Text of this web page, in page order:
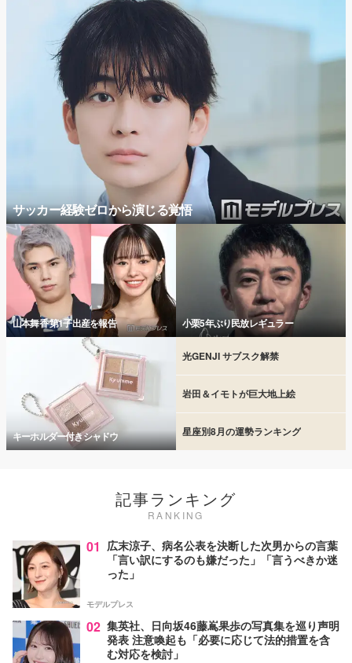
サッカー経験ゼロから演じる覚悟
山本舞香 第1子出産を報告 小栗5年ぶり民放レギュラー
キーホルダー付きシャドウ
光GENJI サブスク解禁
岩田＆イモトが巨大地上絵
星座別8月の運勢ランキング
記事ランキング
RANKING
01 広末涼子、病名公表を決断した次男からの言葉
「言い訳にするのも嫌だった」「言うべきか迷
った」
モデルプレス
02 集英社、日向坂46藤嶌果歩の写真集を巡り声明
発表 注意喚起も「必要に応じて法的措置を含
む対応を検討」